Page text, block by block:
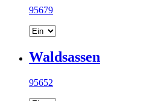
95679
Waldsassen
95652